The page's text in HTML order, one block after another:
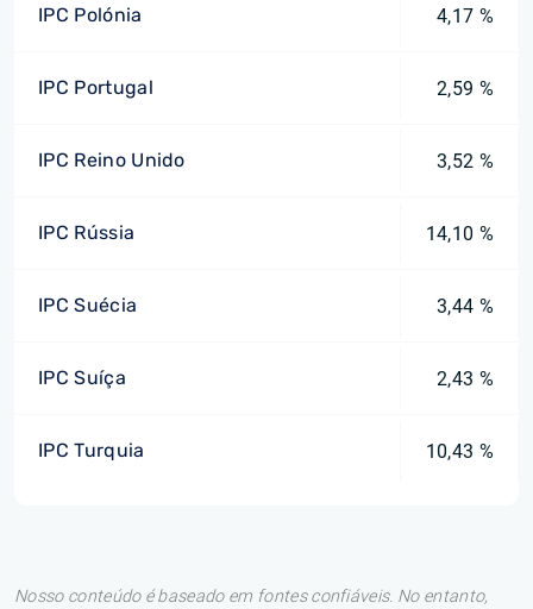
IPC Polónia 4,17 %
IPC Portugal 2,59 %
IPC Reino Unido 3,52 %
IPC Rússia 14,10 %
IPC Suécia 3,44 %
IPC Suíça 2,43 %
IPC Turquia 10,43 %
Nosso conteúdo é baseado em fontes confiáveis. No entanto,